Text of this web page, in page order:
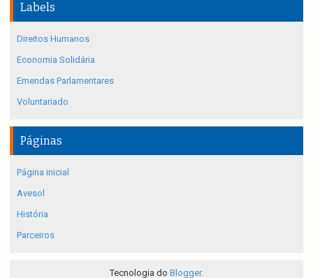
Labels
Direitos Humanos
Economia Solidária
Emendas Parlamentares
Voluntariado
Páginas
Página inicial
Avesol
História
Parceiros
Tecnologia do Blogger.